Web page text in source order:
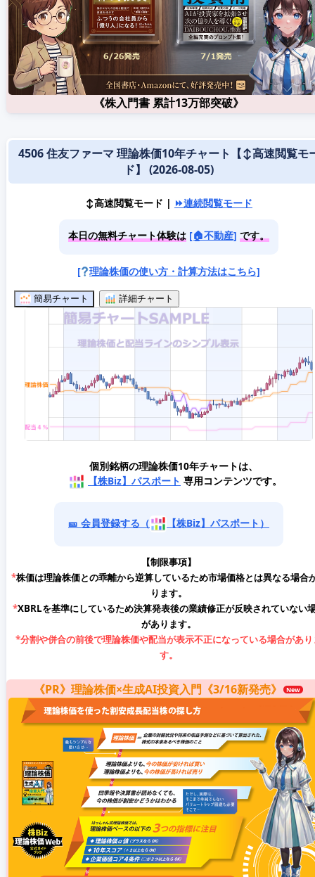
《株入門書 累計13万部突破》
4506 住友ファーマ 理論株価10年チャート【↕️高速閲覧モ
ド】 (2026-08-05)
↕️高速閲覧モード | ⏩連続閲覧モード
本日の無料チャート体験は [🏠不動産] です。
[ 理論株価の使い方・計算方法はこちら]
簡易チャート 詳細チャート
個別銘柄の理論株価10年チャートは、
【株Biz】パスポート 専用コンテンツです。
🎫 会員登録する（ 【株Biz】パスポート）
【制限事項】
*株価は理論株価との乖離から逆算しているため市場価格とは異なる場合
ります。
*XBRLを基準にしているため決算発表後の業績修正が反映されていない
があります。
*分割や併合の前後で理論株価や配当が表示不正になっている場合があり
す。
《PR》理論株価×生成AI投資入門《3/16新発売》